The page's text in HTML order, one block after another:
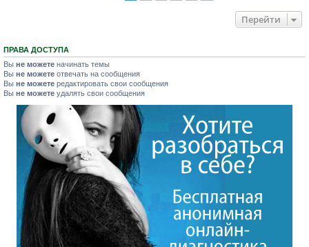
Перейти
ПРАВА ДОСТУПА
Вы не можете начинать темы
Вы не можете отвечать на сообщения
Вы не можете редактировать свои сообщения
Вы не можете удалять свои сообщения